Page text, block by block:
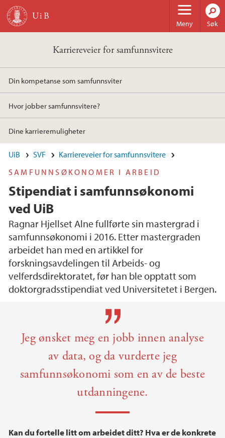
Hopp til hovedinnhold
Meny Søk
Karriereveier for samfunnsvitere
Din kompetanse som samfunnsviter
Hvor jobber samfunnsvitere?
Dine karrieremuligheter
UiB SVF
Karriereveier for samfunnsvitere
SAMFUNNSØKONOMER I ARBEID
Stipendiat i samfunnsøkonomi
ved UiB
Ragnar Hjellset Alne fullførte sin mastergrad i
samfunnsøkonomi i 2016. Etter mastergraden
arbeidet han med en artikkel for
forskningsavdelingen til Arbeids- og
velferdsdirektoratet, før han ble opptatt som
doktorgradsstipendiat ved Universitetet i Bergen.
Jeg ønsket meg en jobb innen analyse
av data, og da vurderte jeg
samfunnsøkonomi som en av de beste
utdanningene.
Kan du fortelle litt om arbeidet ditt? Hva er de konkrete